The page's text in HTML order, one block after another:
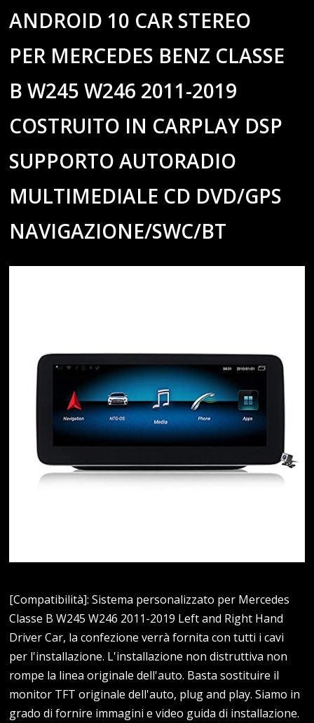
ANDROID 10 CAR STEREO
PER MERCEDES BENZ CLASSE
B W245 W246 2011-2019
COSTRUITO IN CARPLAY DSP
SUPPORTO AUTORADIO
MULTIMEDIALE CD DVD/GPS
NAVIGAZIONE/SWC/BT
[Compatibilità]: Sistema personalizzato per Mercedes
Classe B W245 W246 2011-2019 Left and Right Hand
Driver Car, la confezione verrà fornita con tutti i cavi
per l'installazione. L'installazione non distruttiva non
rompe la linea originale dell'auto. Basta sostituire il
monitor TFT originale dell'auto, plug and play. Siamo in
grado di fornire immagini e video guida di installazione.